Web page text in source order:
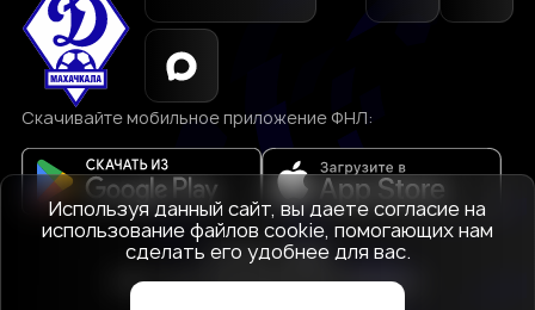
Скачивайте мобильное приложение ФНЛ:
© 1927-2026
АНО «Футбольный клуб Динамо»
Используя данный сайт, вы даете согласие на
использование файлов cookie, помогающих нам
сделать его удобнее для вас.